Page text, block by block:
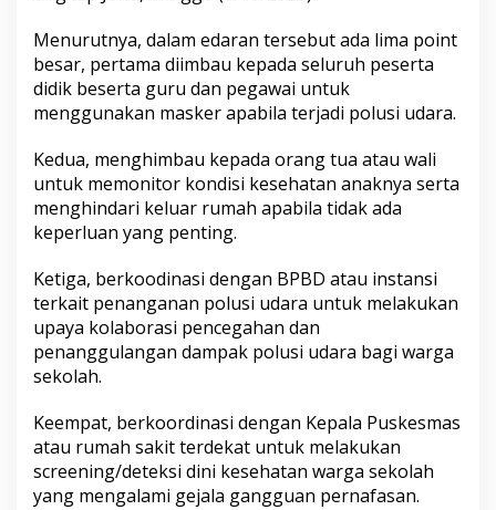
Menurutnya, dalam edaran tersebut ada lima point
besar, pertama diimbau kepada seluruh peserta
didik beserta guru dan pegawai untuk
menggunakan masker apabila terjadi polusi udara.
Kedua, menghimbau kepada orang tua atau wali
untuk memonitor kondisi kesehatan anaknya serta
menghindari keluar rumah apabila tidak ada
keperluan yang penting.
Ketiga, berkoodinasi dengan BPBD atau instansi
terkait penanganan polusi udara untuk melakukan
upaya kolaborasi pencegahan dan
penanggulangan dampak polusi udara bagi warga
sekolah.
Keempat, berkoordinasi dengan Kepala Puskesmas
atau rumah sakit terdekat untuk melakukan
screening/deteksi dini kesehatan warga sekolah
yang mengalami gejala gangguan pernafasan.